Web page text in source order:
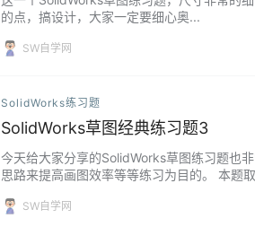
的点，搞设计，大家一定要细心奥...
SW自学网
SolidWorks练习题
SolidWorks草图经典练习题3
今天给大家分享的SolidWorks草图练习题也
思路来提高画图效率等等练习为目的。 本
SW自学网